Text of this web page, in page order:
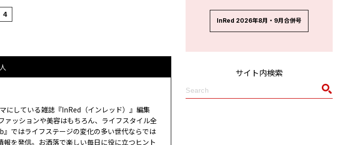
4
にしている雑誌『InRed（インレッド）』編集
ァッションや美容はもちろん、ライフスタイル全
ではライフステージの変化の多い世代ならでは
を発信。お洒落で楽しい毎日に役に立つヒント
InRed 2026年8月・9月合併号
サイト内検索